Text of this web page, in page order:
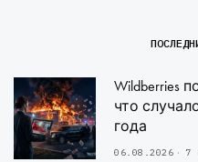
Wildberries
что
года
06.08.2026 7